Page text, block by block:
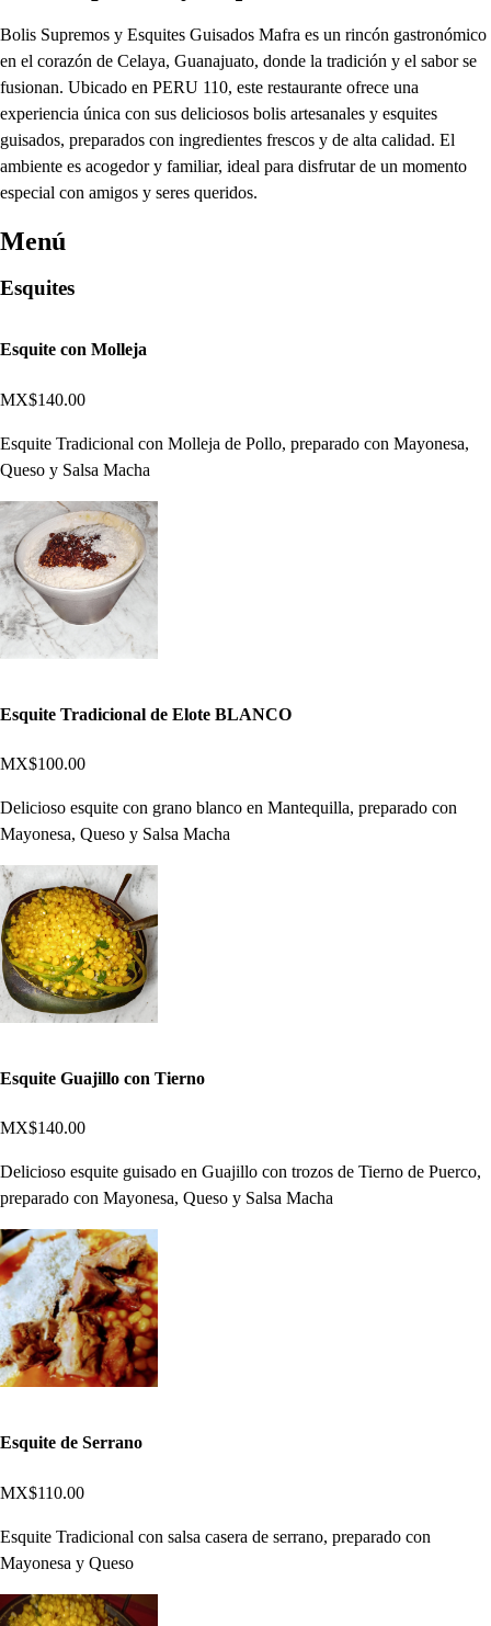
Bolis Supremos y Esquites Guisados Mafra es un rincón gastronómico
en el corazón de Celaya, Guanajuato, donde la tradición y el sabor se
fusionan. Ubicado en PERU 110, este restaurante ofrece una
experiencia única con sus deliciosos bolis artesanales y esquites
guisados, preparados con ingredientes frescos y de alta calidad. El
ambiente es acogedor y familiar, ideal para disfrutar de un momento
especial con amigos y seres queridos.
Menú
Esquites
Esquite con Molleja
MX$140.00
Esquite Tradicional con Molleja de Pollo, preparado con Mayonesa,
Queso y Salsa Macha
Esquite Tradicional de Elote BLANCO
MX$100.00
Delicioso esquite con grano blanco en Mantequilla, preparado con
Mayonesa, Queso y Salsa Macha
Esquite Guajillo con Tierno
MX$140.00
Delicioso esquite guisado en Guajillo con trozos de Tierno de Puerco,
preparado con Mayonesa, Queso y Salsa Macha
Esquite de Serrano
MX$110.00
Esquite Tradicional con salsa casera de serrano, preparado con
Mayonesa y Queso